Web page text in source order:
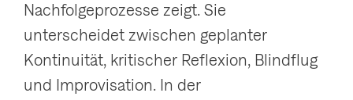
n
Nachfolgeprozesse zeigt. Sie
unterscheidet zwischen geplanter
Kontinuität, kritischer Reflexion, Blindflug
und Improvisation. In der